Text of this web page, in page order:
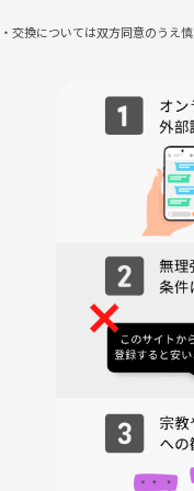
い。
抜き・しつこいナンパ・
画のSNS等への無許可投
を乱す行動をする方、運
、参加をお断りする場合
、みんなでのんびり歩き
交換については双方同意のうえ